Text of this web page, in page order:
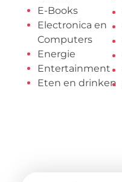
E-Books
Electronica en
Computers
Energie
Entertainment
Eten en drinken